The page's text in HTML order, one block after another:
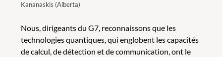
Kananaskis (Alberta)
Nous, dirigeants du G7, reconnaissons que les
technologies quantiques, qui englobent les capacités
de calcul, de détection et de communication, ont le